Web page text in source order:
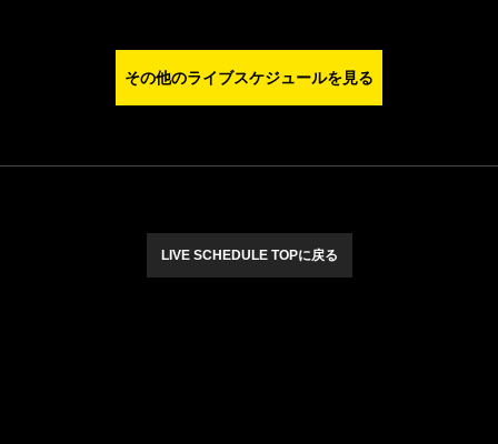
その他のライブスケジュールを見る
LIVE SCHEDULE TOPに戻る